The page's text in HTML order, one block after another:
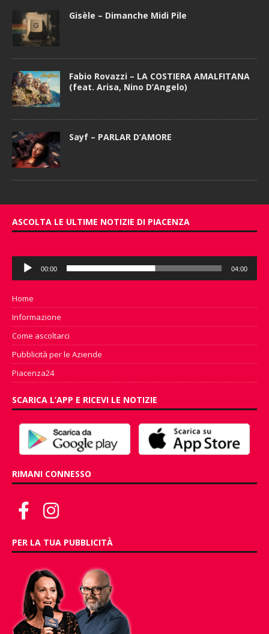
Gisèle – Dimanche Midi Pile
Fabio Rovazzi – LA COSTIERA AMALFITANA
(feat. Arisa, Nino D’Angelo)
Sayf – PARLAR D’AMORE
ASCOLTA LE ULTIME NOTIZIE DI PIACENZA
Audio
Player
00:00 04:00
Home
Informazione
Come ascoltarci
Pubblicità per le Aziende
Piacenza24
SCARICA L’APP E RICEVI LE NOTIZIE
RIMANI CONNESSO
PER LA TUA PUBBLICITÀ